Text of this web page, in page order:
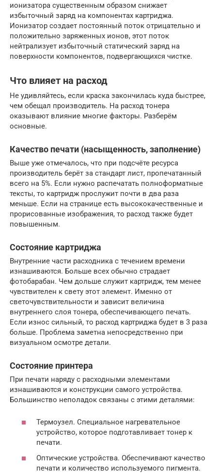
ионизатора существенным образом снижает
избыточный заряд на компонентах картриджа.
Ионизатор создает постоянный поток отрицательно и
положительно заряженных ионов, этот поток
нейтрализует избыточный статический заряд на
поверхности компонентов, подвергающихся чистке.
Что влияет на расход
Не удивляйтесь, если краска закончилась куда быстрее,
чем обещал производитель. На расход тонера
оказывают влияние многие факторы. Разберём
основные.
Качество печати (насыщенность, заполнение)
Выше уже отмечалось, что при подсчёте ресурса
производитель берёт за стандарт лист, пропечатанный
всего на 5%. Если нужно распечатать полноформатные
тексты, то картридж прослужит почти в два раза
меньше. Если на странице есть высококачественные и
прорисованные изображения, то расход также будет
повышенным.
Состояние картриджа
Внутренние части расходника с течением времени
изнашиваются. Больше всех обычно страдает
фотобарабан. Чем дольше служит картридж, тем менее
чувствителен к свету этот элемент. Именно от
светочувствительности и зависит величина
внутреннего слоя тонера, обеспечивающего печать.
Если износ сильный, то расход картриджа будет в 3 раза
больше. Проблема заметна непосредственно при
визуальном осмотре детали.
Состояние принтера
При печати наряду с расходными элементами
изнашиваются и конструкции самого устройства.
Большинство неполадок связаны с этими деталями:
Термоузел. Специальное нагревательное
устройство, которое подготавливает тонер к
печати.
Оптические устройства. Обеспечивают качество
печати и количество используемого пигмента.